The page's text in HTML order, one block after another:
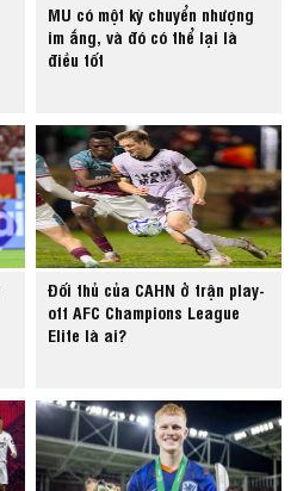
MU có một kỳ chuyển nhượng
im ắng, và đó có thể lại là
điều tốt
Đối thủ của CAHN ở trận play-
off AFC Champions League
Elite là ai?